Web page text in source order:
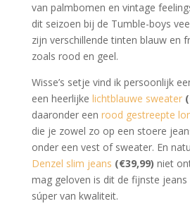
van palmbomen en vintage
dit seizoen bij de Tumble-boys
zijn verschillende tinten blauw en
zoals rood en geel.
Wisse’s setje vind ik persoonlijk
een heerlijke lichtblauwe sweater
daaronder een rood gestreepte
die je zowel zo op een stoere
onder een vest of sweater. En
Denzel slim jeans (€39,99) niet
mag geloven is dit de fijnste
súper van kwaliteit.